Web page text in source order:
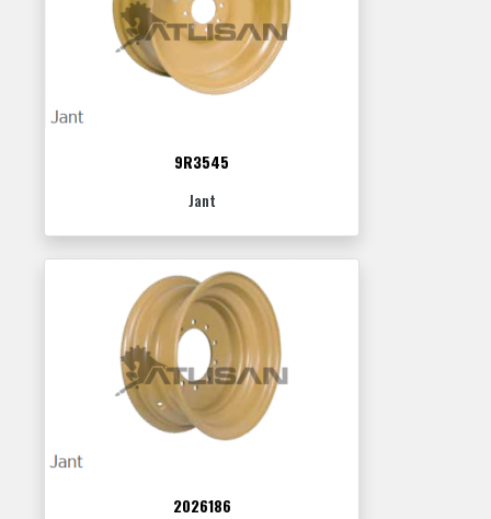
9R3545
Jant
2026186